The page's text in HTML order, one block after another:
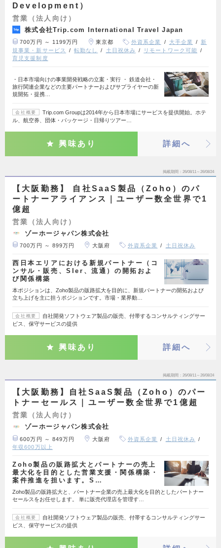
Development）
営業（法人向け）
株式会社Trip.com International Travel Japan
700万円 ～ 1199万円 東京都 外資系企業 大手企業
新
規事業・新サービス
転勤なし 土日祝休み
リモートワーク可能
育児支援制度
・日本市場向けの事業開発戦略の立案・実行 ・ 鉄道会社・
旅行関連企業などの主要パートナーおよびサプライヤーの新
規開拓・提携…
会社概要
Trip.com Groupは2014年から日本市場にサービスを提供開始。ホテ
ル、航空券、団体・パッケージ・日帰りツアー…
興味あり 詳細へ
掲載期間 26/08/11～26/08/24
【大阪勤務】 自社SaaS製品（Zoho）のパ
ートナーアライアンス｜ユーザー数全世界で1
億超
営業（法人向け）
ゾーホージャパン株式会社
700万円 ～ 899万円 大阪府 外資系企業 土日祝休み
西日本エリアにおける新規パートナー（コ
ンサル・販売、SIer、流通）の開拓およ
び関係構築
本ポジションは、Zoho製品の販路拡大を目的に、新規パートナーの開拓および
立ち上げを主に担うポジションです。市場・業界動…
会社概要
自社開発ソフトウェア製品の販売、付帯するコンサルティングサー
ビス、保守サービスの提供
興味あり 詳細へ
掲載期間 26/08/11～26/08/24
【大阪勤務】自社SaaS製品（Zoho）のパー
トナーセールス｜ユーザー数全世界で1億超
営業（法人向け）
ゾーホージャパン株式会社
600万円 ～ 849万円 大阪府 外資系企業
土日祝休み
年収600万以上
Zoho製品の販路拡大とパートナーの売上
最大化を目的とした営業支援・関係構築・
案件推進を担います。S…
Zoho製品の販路拡大と、パートナー企業の売上最大化を目的としたパートナー
セールスをお任せします。 単に販売代理店を管理す…
会社概要
自社開発ソフトウェア製品の販売、付帯するコンサルティングサー
ビス、保守サービスの提供